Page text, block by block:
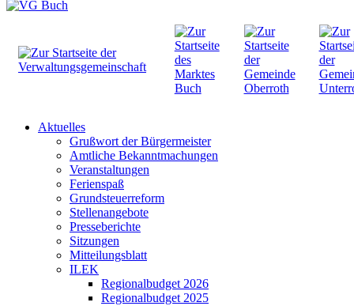
Aktuelles
Grußwort der Bürgermeister
Amtliche Bekanntmachungen
Veranstaltungen
Ferienspaß
Grundsteuerreform
Stellenangebote
Presseberichte
Sitzungen
Mitteilungsblatt
ILEK
Regionalbudget 2026
Regionalbudget 2025